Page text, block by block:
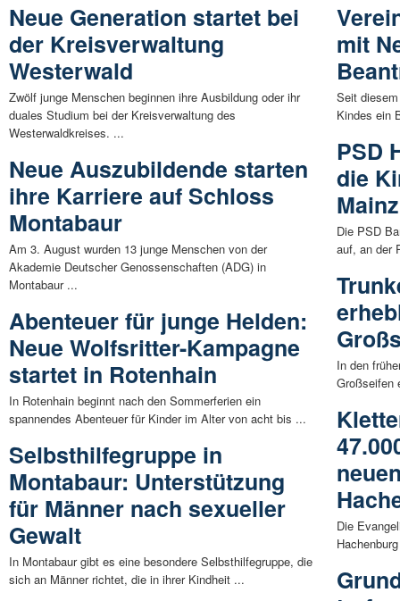
Neue Generation startet bei
der Kreisverwaltung
Westerwald
Zwölf junge Menschen beginnen ihre Ausbildung oder ihr
duales Studium bei der Kreisverwaltung des
Westerwaldkreises. ...
Neue Auszubildende starten
ihre Karriere auf Schloss
Montabaur
Am 3. August wurden 13 junge Menschen von der
Akademie Deutscher Genossenschaften (ADG) in
Montabaur ...
Abenteuer für junge Helden:
Neue Wolfsritter-Kampagne
startet in Rotenhain
In Rotenhain beginnt nach den Sommerferien ein
spannendes Abenteuer für Kinder im Alter von acht bis ...
Selbsthilfegruppe in
Montabaur: Unterstützung
für Männer nach sexueller
Gewalt
In Montabaur gibt es eine besondere Selbsthilfegruppe, die
sich an Männer richtet, die in ihrer Kindheit ...
mit
Seit
Kindes ein
PSD
die
Mainz
Die PSD
auf, an der
In den
Großseifen
Die